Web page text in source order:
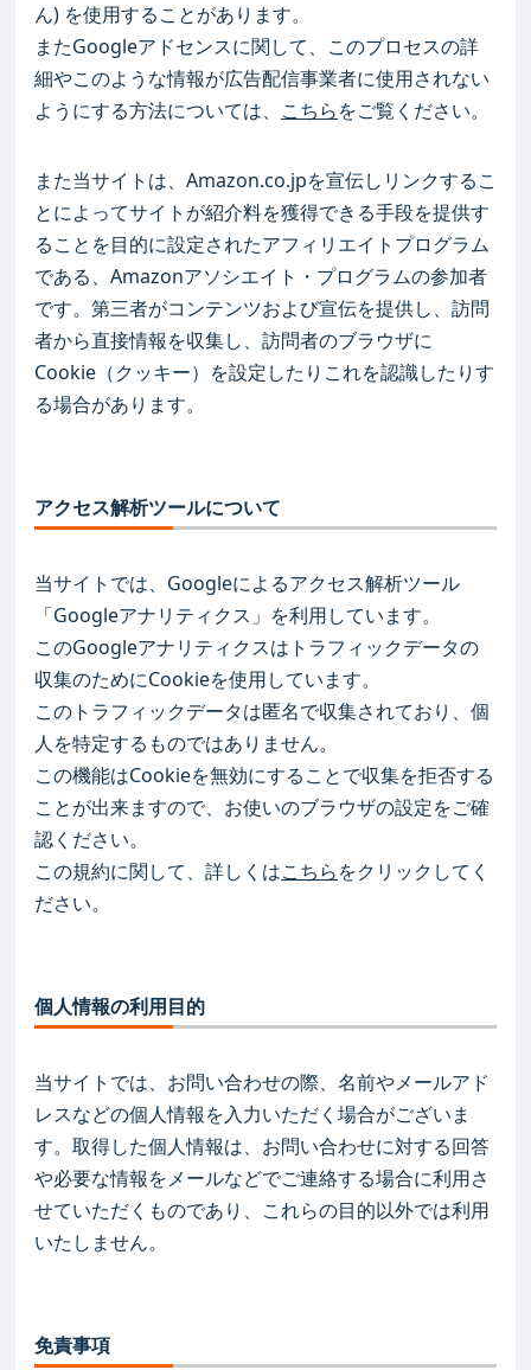
ん) を使用することがあります。
またGoogleアドセンスに関して、このプロセスの詳
細やこのような情報が広告配信事業者に使用されない
ようにする方法については、 こちらをご覧ください。
また当サイトは、Amazon.co.jpを宣伝しリンクするこ
とによってサイトが紹介料を獲得できる手段を提供す
ることを目的に設定されたアフィリエイトプログラム
である、Amazonアソシエイト・プログラムの参加者
です。第三者がコンテンツおよび宣伝を提供し、訪問
者から直接情報を収集し、訪問者のブラウザに
Cookie（クッキー）を設定したりこれを認識したりす
る場合があります。
アクセス解析ツールについて
当サイトでは、Googleによるアクセス解析ツール
「Googleアナリティクス」を利用しています。
このGoogleアナリティクスはトラフィックデータの
収集のためにCookieを使用しています。
このトラフィックデータは匿名で収集されており、個
人を特定するものではありません。
この機能はCookieを無効にすることで収集を拒否する
ことが出来ますので、お使いのブラウザの設定をご確
認ください。
この規約に関して、詳しくはこちらをクリックしてく
ださい。
個人情報の利用目的
当サイトでは、お問い合わせの際、名前やメールアド
レスなどの個人情報を入力いただく場合がございま
す。取得した個人情報は、お問い合わせに対する回答
や必要な情報をメールなどでご連絡する場合に利用さ
せていただくものであり、これらの目的以外では利用
いたしません。
免責事項